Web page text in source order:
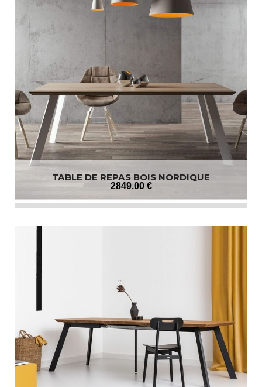
TABLE DE REPAS BOIS NORDIQUE
2849.00 €